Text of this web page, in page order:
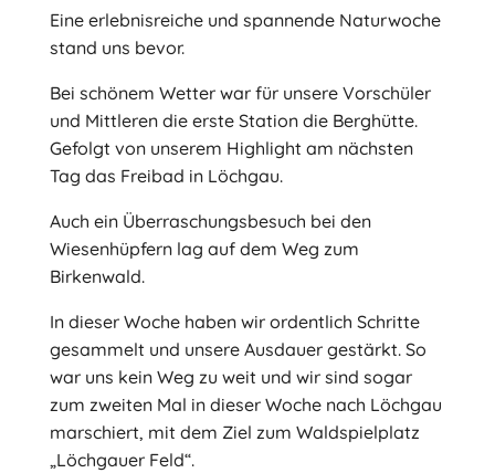
Eine erlebnisreiche und spannende Naturwoche
stand uns bevor.
Bei schönem Wetter war für unsere Vorschüler
und Mittleren die erste Station die Berghütte.
Gefolgt von unserem Highlight am nächsten
Tag das Freibad in Löchgau.
Auch ein Überraschungsbesuch bei den
Wiesenhüpfern lag auf dem Weg zum
Birkenwald.
In dieser Woche haben wir ordentlich Schritte
gesammelt und unsere Ausdauer gestärkt. So
war uns kein Weg zu weit und wir sind sogar
zum zweiten Mal in dieser Woche nach Löchgau
marschiert, mit dem Ziel zum Waldspielplatz
„Löchgauer Feld“.